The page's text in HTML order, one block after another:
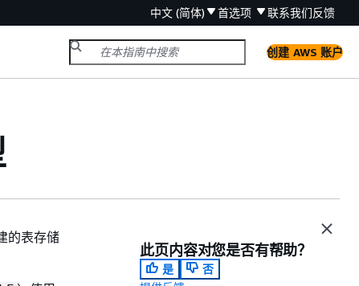
中文 (简体) 首选项 联系我们反馈
创建 AWS 账户
的表存储
此页内容对您是否有帮助？
是
否